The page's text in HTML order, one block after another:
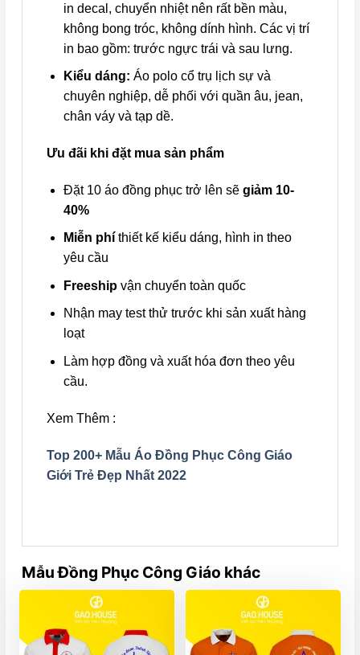
in decal, chuyển nhiệt nên rất bền màu,
không bong tróc, không dính hình. Các vị trí
in bao gồm: trước ngực trái và sau lưng.
Kiểu dáng: Áo polo cổ trụ lịch sự và
chuyên nghiệp, dễ phối với quần âu, jean,
chân váy và tạp dề.
Ưu đãi khi đặt mua sản phẩm
Đặt 10 áo đồng phục trở lên sẽ giảm 10-
40%
Miễn phíthiết kế kiểu dáng, hình in theo
yêu cầu
Freeshipvận chuyển toàn quốc
Nhận may test thử trước khi sản xuất hàng
loạt
Làm hợp đồng và xuất hóa đơn theo yêu
cầu.
Xem Thêm :
Top 200+ Mẫu Áo Đồng Phục Công Giáo
Giới Trẻ Đẹp Nhất 2022
Mẫu Đồng Phục Công Giáo khác